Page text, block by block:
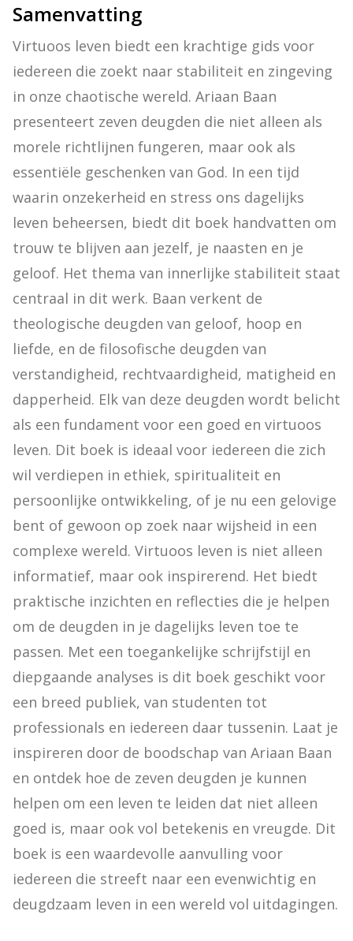
Samenvatting
Virtuoos leven biedt een krachtige gids voor
iedereen die zoekt naar stabiliteit en zingeving
in onze chaotische wereld. Ariaan Baan
presenteert zeven deugden die niet alleen als
morele richtlijnen fungeren, maar ook als
essentiële geschenken van God. In een tijd
waarin onzekerheid en stress ons dagelijks
leven beheersen, biedt dit boek handvatten om
trouw te blijven aan jezelf, je naasten en je
geloof. Het thema van innerlijke stabiliteit staat
centraal in dit werk. Baan verkent de
theologische deugden van geloof, hoop en
liefde, en de filosofische deugden van
verstandigheid, rechtvaardigheid, matigheid en
dapperheid. Elk van deze deugden wordt belicht
als een fundament voor een goed en virtuoos
leven. Dit boek is ideaal voor iedereen die zich
wil verdiepen in ethiek, spiritualiteit en
persoonlijke ontwikkeling, of je nu een gelovige
bent of gewoon op zoek naar wijsheid in een
complexe wereld. Virtuoos leven is niet alleen
informatief, maar ook inspirerend. Het biedt
praktische inzichten en reflecties die je helpen
om de deugden in je dagelijks leven toe te
passen. Met een toegankelijke schrijfstijl en
diepgaande analyses is dit boek geschikt voor
een breed publiek, van studenten tot
professionals en iedereen daar tussenin. Laat je
inspireren door de boodschap van Ariaan Baan
en ontdek hoe de zeven deugden je kunnen
helpen om een leven te leiden dat niet alleen
goed is, maar ook vol betekenis en vreugde. Dit
boek is een waardevolle aanvulling voor
iedereen die streeft naar een evenwichtig en
deugdzaam leven in een wereld vol uitdagingen.